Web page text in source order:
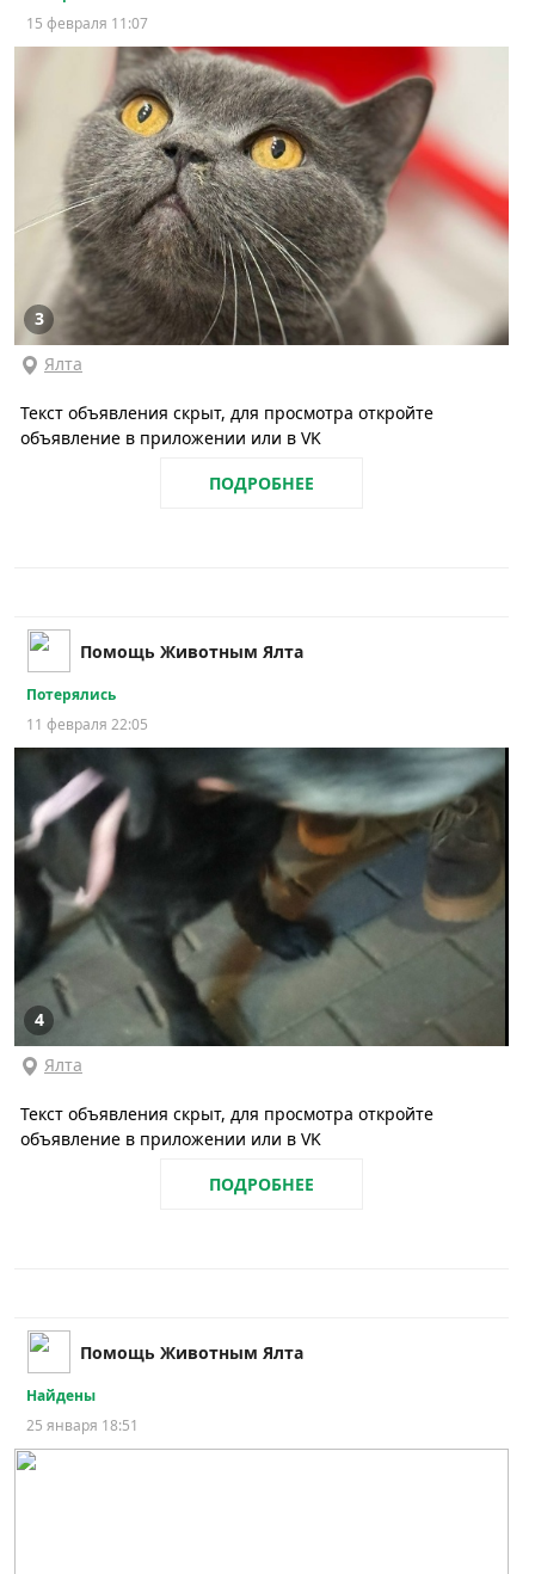
15 февраля 11:07
3
Ялта
Текст объявления скрыт, для просмотра откройте
объявление в приложении или в VK
ПОДРОБНЕЕ
Помощь Животным Ялта
Потерялись
11 февраля 22:05
4
Ялта
Текст объявления скрыт, для просмотра откройте
объявление в приложении или в VK
ПОДРОБНЕЕ
Помощь Животным Ялта
Найдены
25 января 18:51